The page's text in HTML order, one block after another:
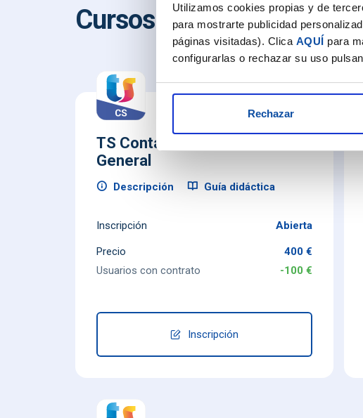
Utilizamos cookies propias y de
para mostrarte publicidad
páginas visitadas). Clica AQUÍ para
configurarlas o rechazar su uso
Rechazar
Cursos online NO
TS Contasol Contabilidad
General
Descripción Guía didáctica
Inscripción Abierta
Precio
400 €
Usuarios con contrato
-100 €
Inscripción